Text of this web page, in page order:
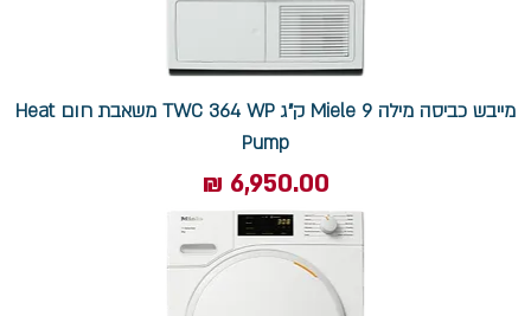
מייבש כביסה מילה Miele 9 ק"ג TWC 364 WP משאבת חום Heat
Pump
מחיר